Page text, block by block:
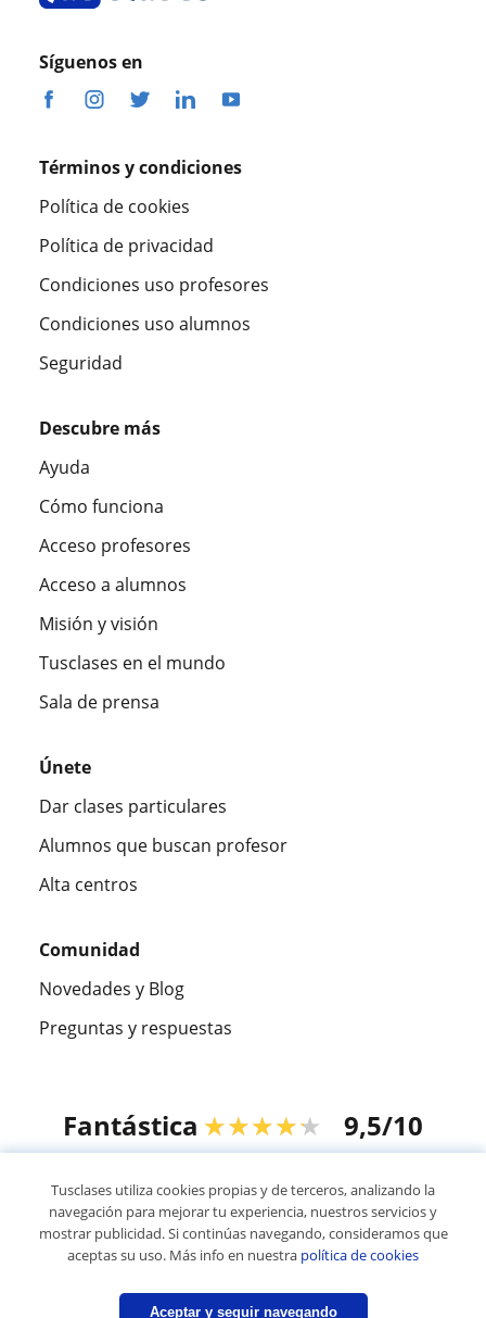
Síguenos en
Términos y condiciones
Política de cookies
Política de privacidad
Condiciones uso profesores
Condiciones uso alumnos
Seguridad
Descubre más
Ayuda
Cómo funciona
Acceso profesores
Acceso a alumnos
Misión y visión
Tusclases en el mundo
Sala de prensa
Únete
Dar clases particulares
Alumnos que buscan profesor
Alta centros
Comunidad
Novedades y Blog
Preguntas y respuestas
Fantástica ★★★★★ 9,5/10
© 2007 - 2026 Tusclases.co
Mapa web:Profesores particulares
Tusclases utiliza cookies propias y de terceros, analizando la
navegación para mejorar tu experiencia, nuestros servicios y
mostrar publicidad. Si continúas navegando, consideramos que
aceptas su uso. Más info en nuestra política de cookies
Aceptar y seguir navegando